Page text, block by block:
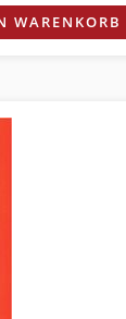
WARENKORB